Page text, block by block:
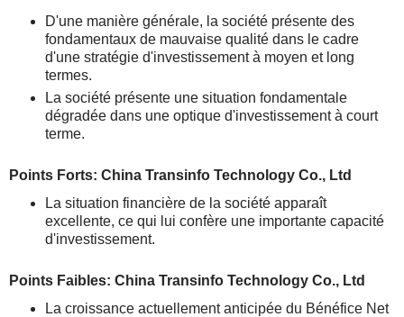
D'une manière générale, la société présente des
fondamentaux de mauvaise qualité dans le cadre
d'une stratégie d'investissement à moyen et long
termes.
La société présente une situation fondamentale
dégradée dans une optique d'investissement à court
terme.
Points Forts: China Transinfo Technology Co., Ltd
La situation financière de la société apparaît
excellente, ce qui lui confère une importante capacité
d'investissement.
Points Faibles: China Transinfo Technology Co., Ltd
La croissance actuellement anticipée du Bénéfice Net